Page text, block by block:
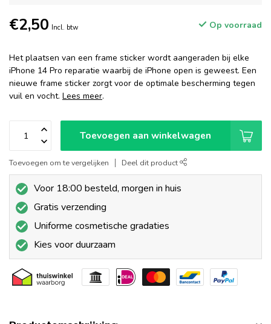
€2,50 Incl. btw Op voorraad
Het plaatsen van een frame sticker wordt aangeraden bij elke
iPhone 14 Pro reparatie waarbij de iPhone open is geweest. Een
nieuwe frame sticker zorgt voor de optimale bescherming tegen
vuil en vocht. Lees meer.
Toevoegen aan winkelwagen
Toevoegen om te vergelijken Deel dit product
Voor 18:00 besteld, morgen in huis
Gratis verzending
Uniforme cosmetische gradaties
Kies voor duurzaam